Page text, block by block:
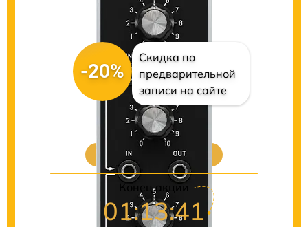
-20%
Скидка по
предварительной
записи на сайте
Цены на ремонт
Конец акции
01:13:40